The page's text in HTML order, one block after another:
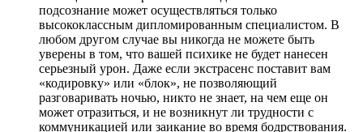
подсознание может осуществляться только
высококлассным дипломированным специалистом. В
любом другом случае вы никогда не можете быть
уверены в том, что вашей психике не будет нанесен
серьезный урон. Даже если экстрасенс поставит вам
«кодировку» или «блок», не позволяющий
разговаривать ночью, никто не знает, на чем еще он
может отразиться, и не возникнут ли трудности с
коммуникацией или заикание во время бодрствования.